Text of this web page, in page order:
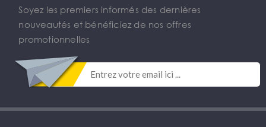
Soyez les premiers informés des dernières
nouveautés et bénéficiez de nos offres
promotionnelles